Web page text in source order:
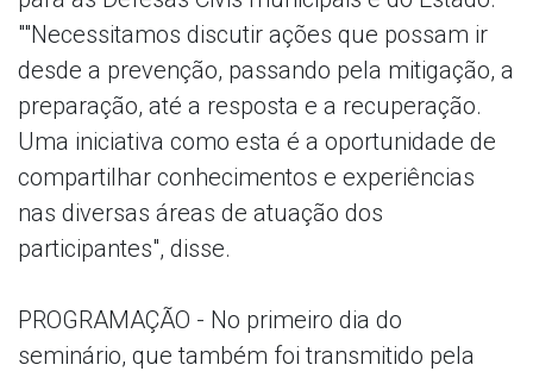
""Necessitamos discutir ações que possam ir
desde a prevenção, passando pela mitigação, a
preparação, até a resposta e a recuperação.
Uma iniciativa como esta é a oportunidade de
compartilhar conhecimentos e experiências
nas diversas áreas de atuação dos
participantes", disse.
PROGRAMAÇÃO - No primeiro dia do
seminário, que também foi transmitido pela